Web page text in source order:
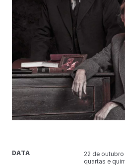
DATA
22 de
quartas e